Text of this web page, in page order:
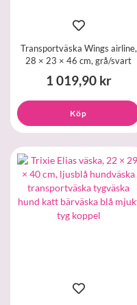
Transportväska Wings airline,
28 × 23 × 46 cm, grå/svart
1 019,90 kr
Köp